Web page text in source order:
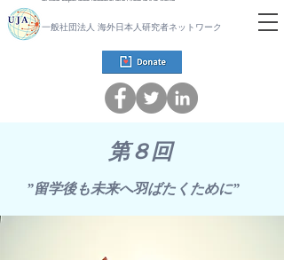
一般社団法人 海外日本人研究者ネットワーク
第８回
”留学後も未来へ羽ばたくために”